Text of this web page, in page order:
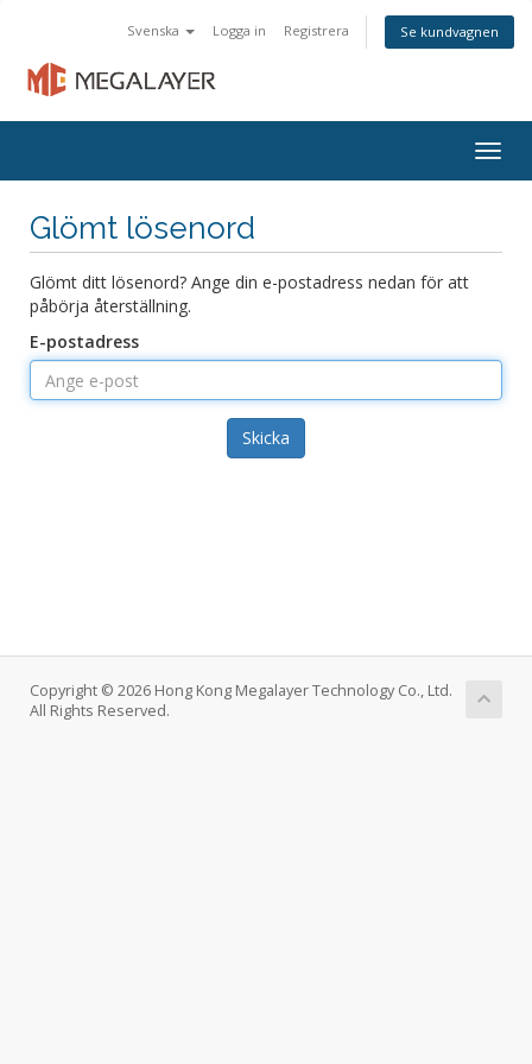
Svenska Logga in Registrera Se kundvagnen
Glömt lösenord
Glömt ditt lösenord? Ange din e-postadress nedan för att
påbörja återställning.
E-postadress
Skicka
Copyright © 2026 Hong Kong Megalayer Technology Co., Ltd.
All Rights Reserved.